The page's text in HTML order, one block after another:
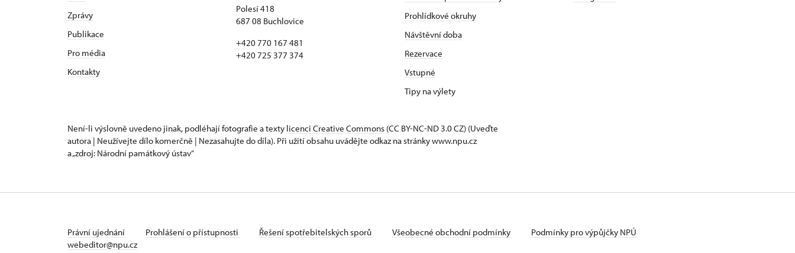
Zprávy
Publikace
Pro média
Kontakty
Polesí 418
687 08 Buchlovice
+420 770 167 481
+420 725 377 374
Prohlídkové okruhy
Návštěvní doba
Rezervace
Vstupné
Tipy na výlety
Není-li výslovně uvedeno jinak, podléhají fotografie a texty licenci Creative Commons (CC BY-NC-ND 3.0 CZ) (Uveďte
autora | Neužívejte dílo komerčně | Nezasahujte do díla). Při užití obsahu uvádějte odkaz na stránky www.npu.cz
a „zdroj: Národní památkový ústav“
Právní ujednání Prohlášení o přístupnosti Řešení spotřebitelských sporů Všeobecné obchodní podmínky
Podmínky pro výpůjčky NPÚ
webeditor@npu.cz